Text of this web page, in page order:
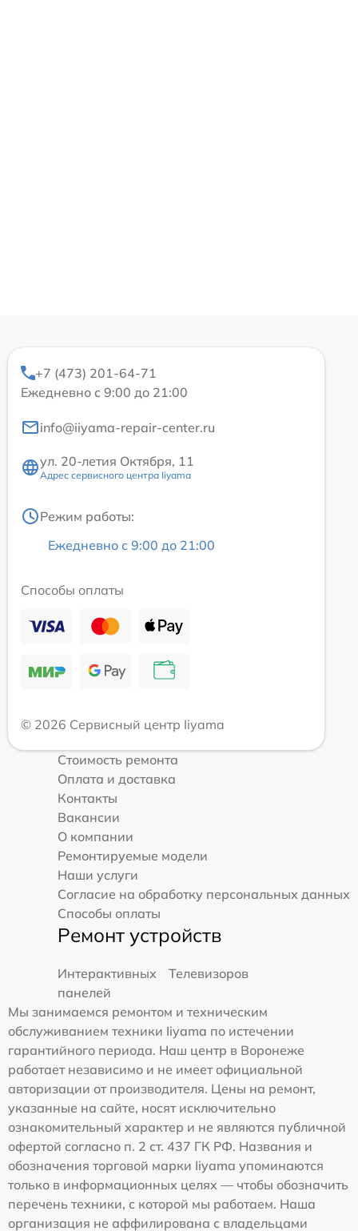
+7 (473) 201-64-71
Ежедневно с 9:00 до 21:00
info@iiyama-repair-center.ru
ул. 20-летия Октября, 11
Адрес сервисного центра Iiyama
Режим работы:
Ежедневно с 9:00 до 21:00
Способы оплаты
© 2026 Сервисный центр Iiyama
Стоимость ремонта
Оплата и доставка
Контакты
Вакансии
О компании
Ремонтируемые модели
Наши услуги
Согласие на обработку персональных данных
Способы оплаты
Ремонт устройств
Интерактивных
панелей
Телевизоров
Мы занимаемся ремонтом и техническим
обслуживанием техники Iiyama по истечении
гарантийного периода. Наш центр в Воронеже
работает независимо и не имеет официальной
авторизации от производителя. Цены на ремонт,
указанные на сайте, носят исключительно
ознакомительный характер и не являются публичной
офертой согласно п. 2 ст. 437 ГК РФ. Названия и
обозначения торговой марки Iiyama упоминаются
только в информационных целях — чтобы обозначить
перечень техники, с которой мы работаем. Наша
организация не аффилирована с владельцами